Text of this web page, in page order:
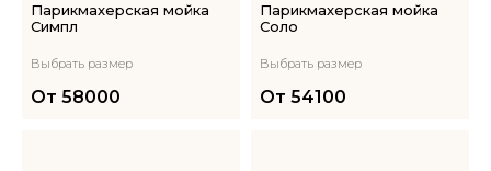
Парикмахерская мойка
Симпл
Выбрать размер
От 58000
Парикмахерская мойка
Соло
Выбрать размер
От 54100